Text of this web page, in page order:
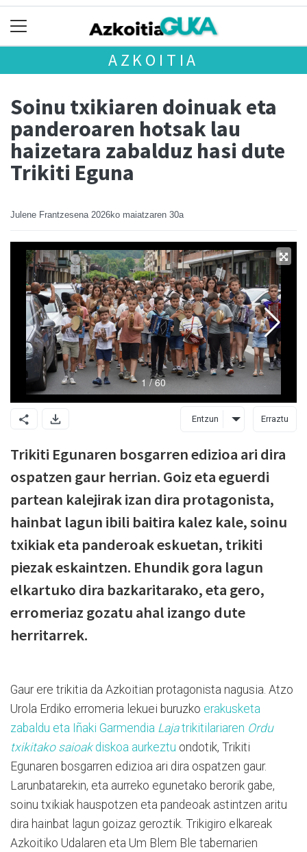
AZKOITIA
Soinu txikiaren doinuak eta
panderoaren hotsak lau
haizetara zabalduz hasi dute
Trikiti Eguna
Julene Frantzesena 2026ko maiatzaren 30a
Entzun Erraztu
Trikiti Egunaren bosgarren edizioa ari dira
ospatzen gaur herrian. Goiz eta eguerdi
partean kalejirak izan dira protagonista,
hainbat lagun ibili baitira kalez kale, soinu
txikiak eta panderoak eskuetan, trikiti
piezak eskaintzen. Ehundik gora lagun
elkartuko dira bazkaritarako, eta gero,
erromeriaz gozatu ahal izango dute
herritarrek.
Gaur ere trikitia da Azkoitian protagonista nagusia. Atzo
Urola Erdiko erromeria lekuei buruzko erakusketa
zabaldu eta Iñaki Garmendia Lajatrikitilariaren Ordu
txikitako saioakdiskoa aurkeztu ondotik, Trikiti
Egunaren bosgarren edizioa ari dira ospatzen gaur.
Larunbatarekin, eta aurreko egunetako berorik gabe,
soinu txikiak hauspotzen eta pandeoak astintzen aritu
dira hainbat lagun goizaz geroztik. Trikigiro elkareak
Azkoitiko Udalaren eta Um Blem Ble tabernarien